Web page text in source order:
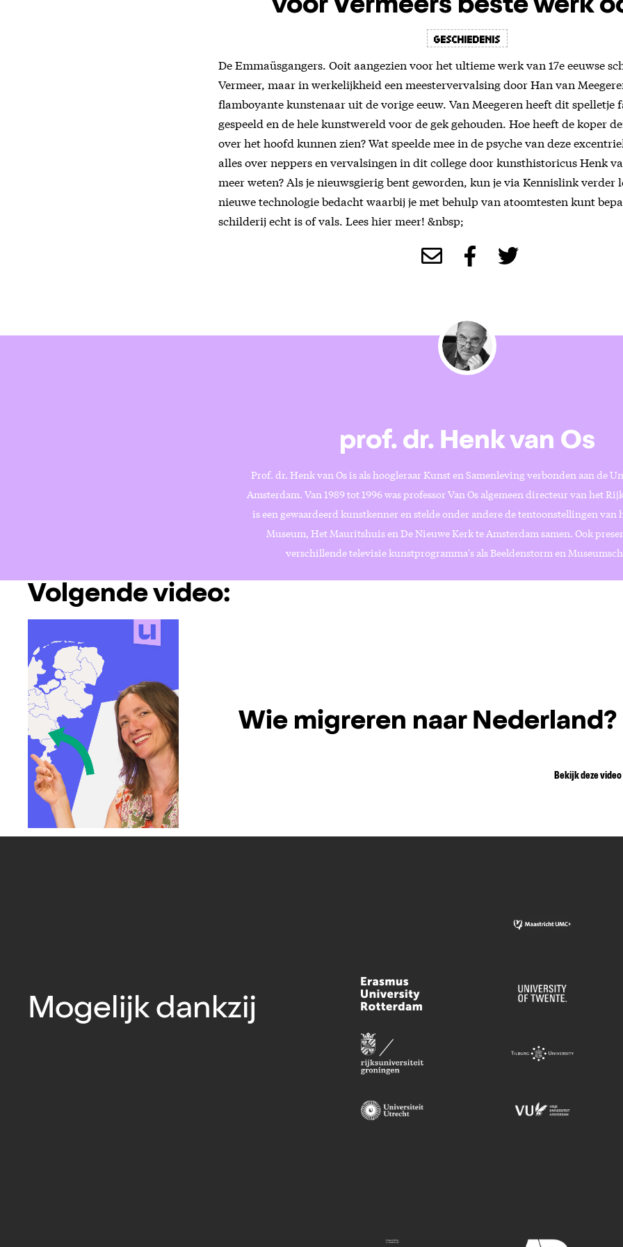
voor Vermeers beste werk
Geschiedenis
De Emmaüsgangers. Ooit aangezien voor het ultieme werk van 17e eeuwse
Vermeer, maar in werkelijkheid een meestervervalsing door Han van
flamboyante kunstenaar uit de vorige eeuw. Van Meegeren heeft dit spelletje
gespeeld en de hele kunstwereld voor de gek gehouden. Hoe heeft de koper
over het hoofd kunnen zien? Wat speelde mee in de psyche van deze
alles over neppers en vervalsingen in dit college door kunsthistoricus Henk
meer weten? Als je nieuwsgierig bent geworden, kun je via Kennislink verder
nieuwe technologie bedacht waarbij je met behulp van atoomtesten kunt
schilderij echt is of vals. Lees hier meer! &nbsp;
prof. dr. Henk van Os
Prof. dr. Henk van Os is als hoogleraar Kunst en Samenleving verbonden aan de
Amsterdam. Van 1989 tot 1996 was professor Van Os algemeen directeur van het
is een gewaardeerd kunstkenner en stelde onder andere de tentoonstellingen van
Museum, Het Mauritshuis en De Nieuwe Kerk te Amsterdam samen. Ook
verschillende televisie kunstprogramma's als Beeldenstorm en
Volgende video:
Wie migreren naar Nederland?
Bekijk deze video
Mogelijk dankzij